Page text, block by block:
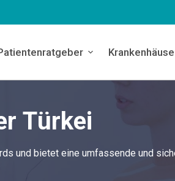
Türkei
und bietet eine umfassende und